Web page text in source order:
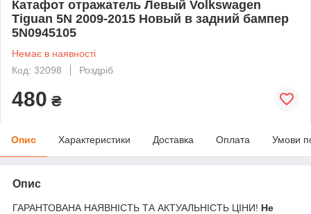
Катафот отражатель Левый Volkswagen
Tiguan 5N 2009-2015 Новый в задний бампер
5N0945105
Немає в наявності
Код: 32098
Роздріб
480 ₴
Опис Характеристики Доставка Оплата Умови
Опис
ГАРАНТОВАНА НАЯВНІСТЬ ТА АКТУАЛЬНІСТЬ ЦІНИ! Не